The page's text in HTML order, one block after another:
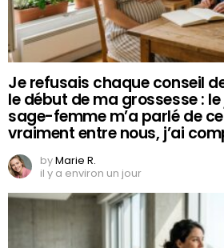
Je refusais chaque conseil
le début de ma grossesse :
sage-femme m’a parlé de
vraiment entre nous, j’ai
byMarie R.
il y a environ un jour